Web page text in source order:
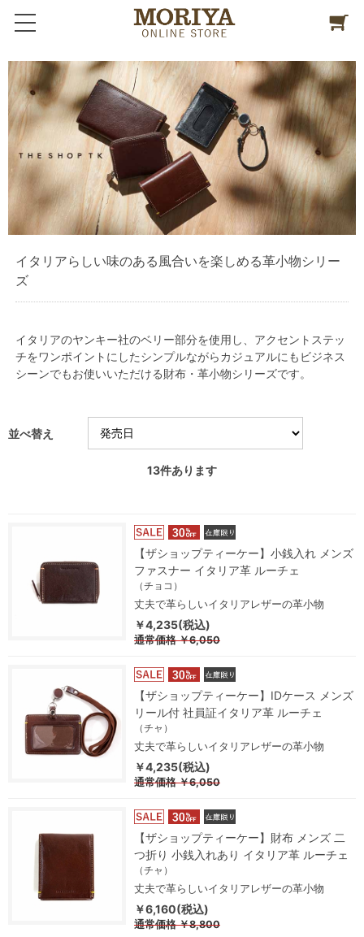
イタリアらしい味のある風合いを楽しめる革小物シリー
ズ
イタリアのヤンキー社のベリー部分を使用し、アクセントステッ
チをワンポイントにしたシンプルながらカジュアルにもビジネス
シーンでもお使いいただける財布・革小物シリーズです。
並べ替え
13件あります
【ザショップティーケー】小銭入れ メンズ
ファスナー イタリア革 ルーチェ
（チョコ）
丈夫で革らしいイタリアレザーの革小物
￥4,235(税込)
通常価格￥6,050
【ザショップティーケー】IDケース メンズ
リール付 社員証イタリア革 ルーチェ
（チャ）
丈夫で革らしいイタリアレザーの革小物
￥4,235(税込)
通常価格￥6,050
【ザショップティーケー】財布 メンズ 二
つ折り 小銭入れあり イタリア革 ルーチェ
（チャ）
丈夫で革らしいイタリアレザーの革小物
￥6,160(税込)
通常価格￥8,800